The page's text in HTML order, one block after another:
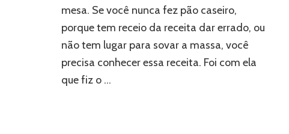
mesa. Se você nunca fez pão caseiro,
porque tem receio da receita dar errado, ou
não tem lugar para sovar a massa, você
precisa conhecer essa receita. Foi com ela
que fiz o …